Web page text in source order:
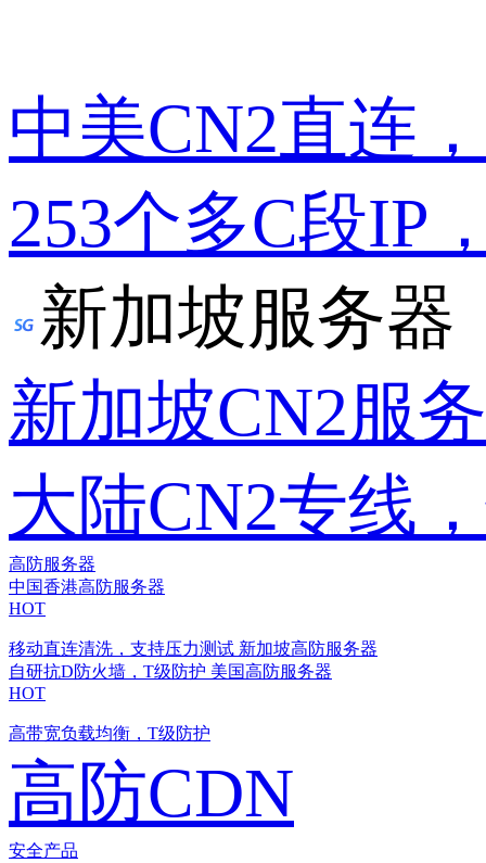
中美CN2直连
253个多C段IP
新加坡服务器
新加坡CN2服
大陆CN2专线
高防服务器
中国香港高防服务器
HOT
移动直连清洗，支持压力测试 新加坡高防服务器
自研抗D防火墙，T级防护 美国高防服务器
HOT
高带宽负载均衡，T级防护
高防CDN
安全产品